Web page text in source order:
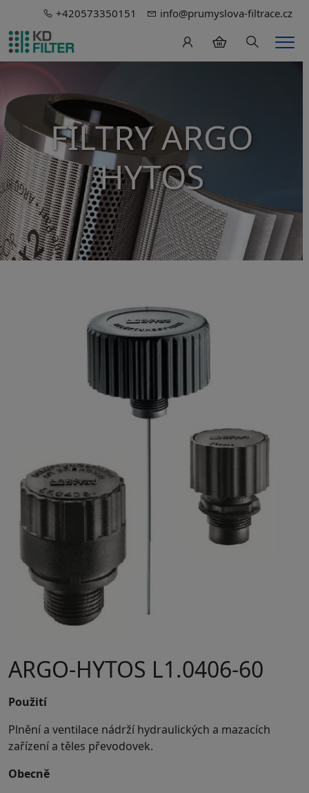
+420573350151 info@prumyslova-filtrace.cz
Hledání
FILTRY ARGO
HYTOS
ARGO-HYTOS L1.0406-60
Použití
Plnění a ventilace nádrží hydraulických a mazacích
zařízení a těles převodovek.
Obecně